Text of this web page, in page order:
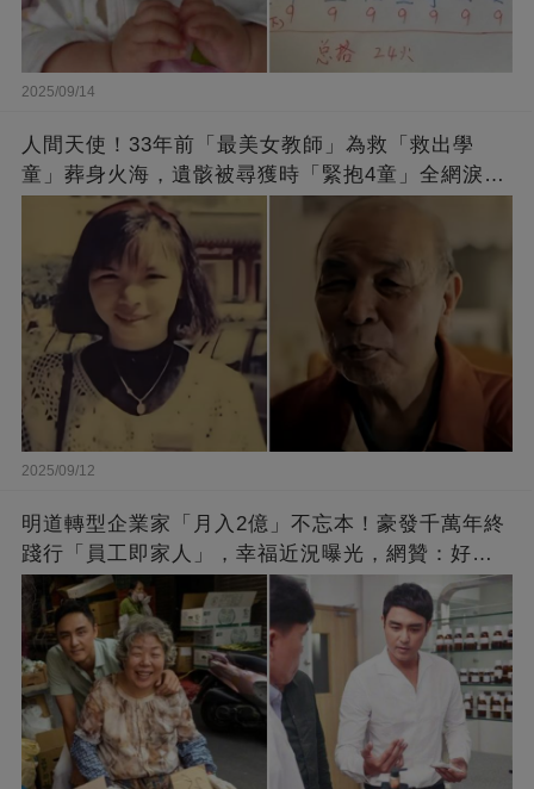
2025/09/14
人間天使！33年前「最美女教師」為救「救出學
童」葬身火海，遺骸被尋獲時「緊抱4童」全網淚
崩：真正的英雄不該被遺忘
2025/09/12
明道轉型企業家「月入2億」不忘本！豪發千萬年終
踐行「員工即家人」，幸福近況曝光，網贊：好老
闆的福報